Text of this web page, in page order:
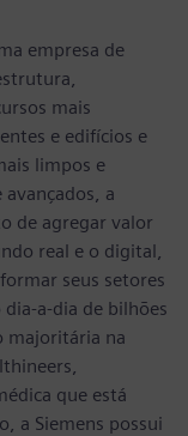
empresa de
mais
e edifícios e
limpos e
a
de agregar valor
real e o digital,
seus setores
a-dia de bilhões
majoritária na
que está
a Siemens possui